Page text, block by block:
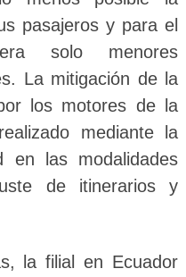
pasajeros y para el
solo menores
La mitigación de la
los motores de la
mediante la
en las modalidades
de itinerarios y
la filial en Ecuador